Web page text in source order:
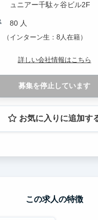
ュニアー千駄ヶ谷ビル2F
80 人
（インターン生：8人在籍）
詳しい会社情報はこちら
募集を停止しています
お気に入りに追加す
この求人の特徴